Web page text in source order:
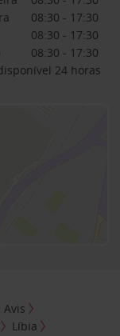
08:30 - 17:30
08:30 - 17:30
08:30 - 17:30
24 horas
Avis
Líbia